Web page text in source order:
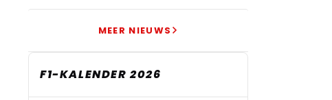
MEER NIEUWS
F1-KALENDER 2026